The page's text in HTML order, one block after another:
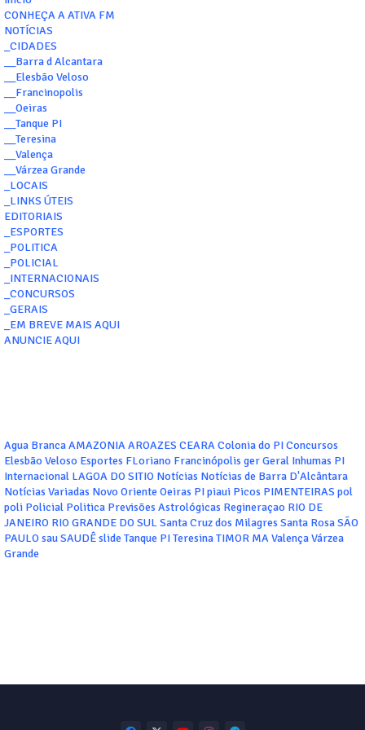
CONHEÇA A ATIVA FM
NOTÍCIAS
_CIDADES
__Barra d Alcantara
__Elesbão Veloso
__Francinopolis
__Oeiras
__Tanque PI
__Teresina
__Valença
__Várzea Grande
_LOCAIS
_LINKS ÚTEIS
EDITORIAIS
_ESPORTES
_POLITICA
_POLICIAL
_INTERNACIONAIS
_CONCURSOS
_GERAIS
_EM BREVE MAIS AQUI
ANUNCIE AQUI
Agua BrancaAMAZONIAAROAZES CEARAColonia do PIConcursos
Elesbão Veloso Esportes FLoriano Francinópolis gerGeral Inhumas PI
Internacional LAGOA DO SITIO Notícias Notícias de Barra D'Alcântara
Notícias Variadas Novo Oriente Oeiras PIpiaui Picos PIMENTEIRAS pol
poli Policial Politica Previsões Astrológicas Regineraçao RIO DE
JANEIRO RIO GRANDE DO SUL Santa Cruz dos Milagres Santa RosaSÃO
PAULOsauSAUDÊslide Tanque PITeresinaTIMOR MAValençaVárzea
Grande